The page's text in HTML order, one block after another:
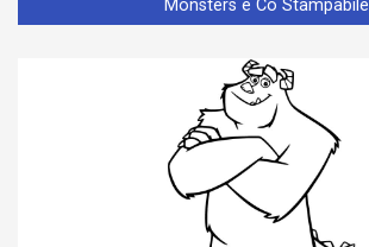
Monsters e Co Stampabile